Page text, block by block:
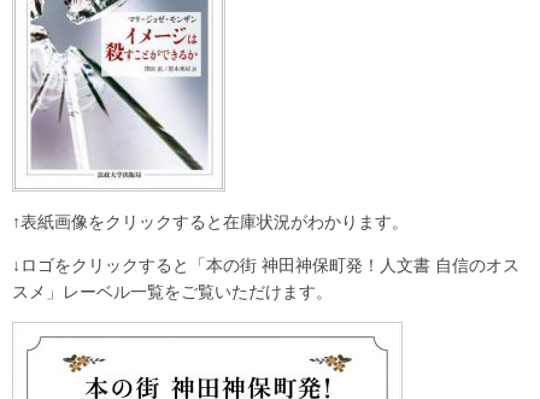
↑表紙画像をクリックすると在庫状況がわかります。
↓ロゴをクリックすると「本の街 神田神保町発！人文書 自信のオス
スメ」レーベル一覧をご覧いただけます。